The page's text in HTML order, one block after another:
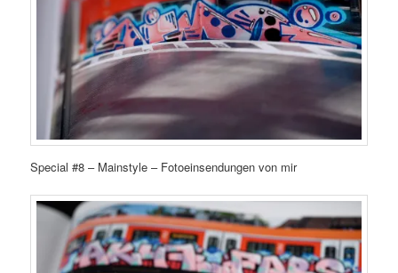
Special #8 – Mainstyle – Fotoeinsendungen von mir